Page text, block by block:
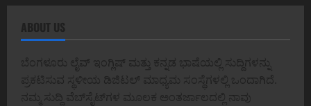
ABOUT US
ಬೆಂಗಳೂರು ಲೈವ್ ಇಂಗ್ಲಿಷ್ ಮತ್ತು ಕನ್ನಡ ಭಾಷೆಯಲ್ಲಿ ಸುದ್ದಿಗಳನ್ನು
ಪ್ರಕಟಿಸುವ ಸ್ಥಳೀಯ ಡಿಜಿಟಲ್ ಮಾಧ್ಯಮ ಸಂಸ್ಥೆಗಳಲ್ಲಿ ಒಂದಾಗಿದೆ.
ನಮ್ಮ ಸುದ್ದಿ ವೆಬ್‌ಸೈಟ್‌ಗಳ ಮೂಲಕ ಅಂತರ್ಜಾಲದಲ್ಲಿ ನಾವು